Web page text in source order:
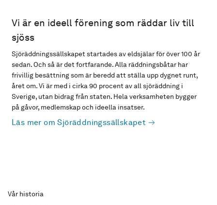
Vi är en ideell förening som räddar liv till
sjöss
Sjöräddningssällskapet startades av eldsjälar för över 100 år
sedan. Och så är det fortfarande. Alla räddningsbåtar har
frivillig besättning som är beredd att ställa upp dygnet runt,
året om. Vi är med i cirka 90 procent av all sjöräddning i
Sverige, utan bidrag från staten. Hela verksamheten bygger
på gåvor, medlemskap och ideella insatser.
Läs mer om Sjöräddningssällskapet
Vår historia